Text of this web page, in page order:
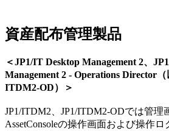
資産配布管理製品
＜JP1/IT Desktop Management 2、
Management 2 - Operations Director
ITDM2-OD）＞
JP1/ITDM2、JP1/ITDM2-ODでは管理
AssetConsoleの操作画面および操作